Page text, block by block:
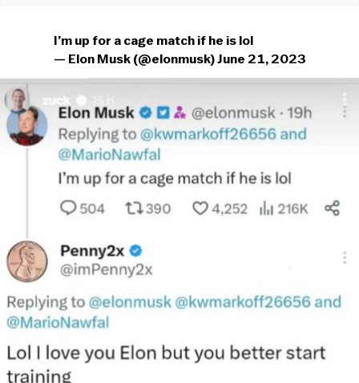
I’m up for a cage match if he is lol
— Elon Musk (@elonmusk)June 21, 2023